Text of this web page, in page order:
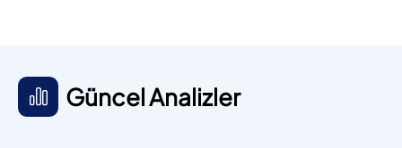
Güncel Analizler